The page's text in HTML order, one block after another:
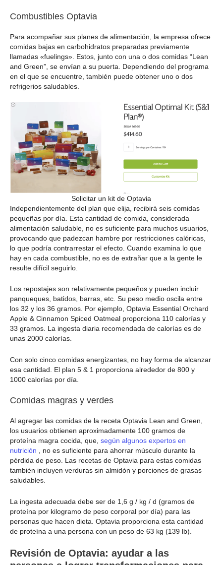
Combustibles Optavia
Para acompañar sus planes de alimentación, la empresa ofrece
comidas bajas en carbohidratos preparadas previamente
llamadas «fuelings». Estos, junto con una o dos comidas “Lean
and Green”, se envían a su puerta. Dependiendo del programa
en el que se encuentre, también puede obtener uno o dos
refrigerios saludables.
Solicitar un kit de Optavia
Independientemente del plan que elija, recibirá seis comidas
pequeñas por día. Esta cantidad de comida, considerada
alimentación saludable, no es suficiente para muchos usuarios,
provocando que padezcan hambre por restricciones calóricas,
lo que podría contrarrestar el efecto. Cuando examina lo que
hay en cada combustible, no es de extrañar que a la gente le
resulte difícil seguirlo.
Los repostajes son relativamente pequeños y pueden incluir
panqueques, batidos, barras, etc. Su peso medio oscila entre
los 32 y los 36 gramos. Por ejemplo, Optavia Essential Orchard
Apple & Cinnamon Spiced Oatmeal proporciona 110 calorías y
33 gramos. La ingesta diaria recomendada de calorías es de
unas 2000 calorías.
Con solo cinco comidas energizantes, no hay forma de alcanzar
esa cantidad. El plan 5 & 1 proporciona alrededor de 800 y
1000 calorías por día.
Comidas magras y verdes
Al agregar las comidas de la receta Optavia Lean and Green,
los usuarios obtienen aproximadamente 100 gramos de
proteína magra cocida, que, según algunos expertos en
nutrición , no es suficiente para ahorrar músculo durante la
pérdida de peso. Las recetas de Optavia para estas comidas
también incluyen verduras sin almidón y porciones de grasas
saludables.
La ingesta adecuada debe ser de 1,6 g / kg / d (gramos de
proteína por kilogramo de peso corporal por día) para las
personas que hacen dieta. Optavia proporciona esta cantidad
de proteína a una persona con un peso de 63 kg (139 lb).
Revisión de Optavia: ayudar a las